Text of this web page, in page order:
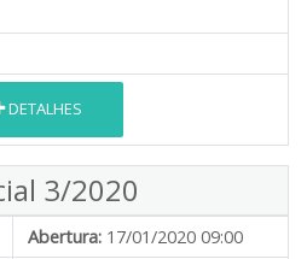
DETALHES
3/2020
Abertura: 17/01/2020 09:00